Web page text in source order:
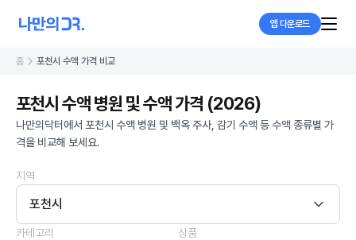
앱 다운로드
홈 포천시 수액 가격 비교
포천시 수액 병원 및 수액 가격 (2026)
나만의닥터에서 포천시 수액 병원 및 백옥 주사, 감기 수액 등 수액 종류별 가
격을 비교해 보세요.
지역
포천시
카테고리 상품